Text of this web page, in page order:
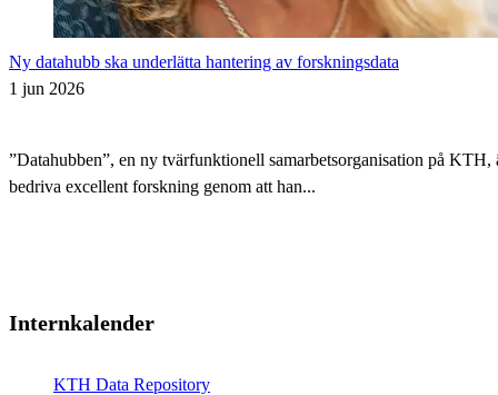
Ny datahubb ska underlätta hantering av forskningsdata
1 jun 2026
”Datahubben”, en ny tvärfunktionell samarbetsorganisation på
bedriva excellent forskning genom att han...
Internkalender
KTH Data Repository